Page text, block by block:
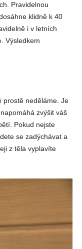
Pravidelnou
klidně k 40
i v letních
Výsledkem
prostě neděláme. Je
zvýšit váš
Pokud nejste
se zadýchávat a
z těla vyplavíte